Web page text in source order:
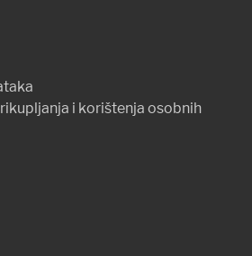
i korištenja osobnih